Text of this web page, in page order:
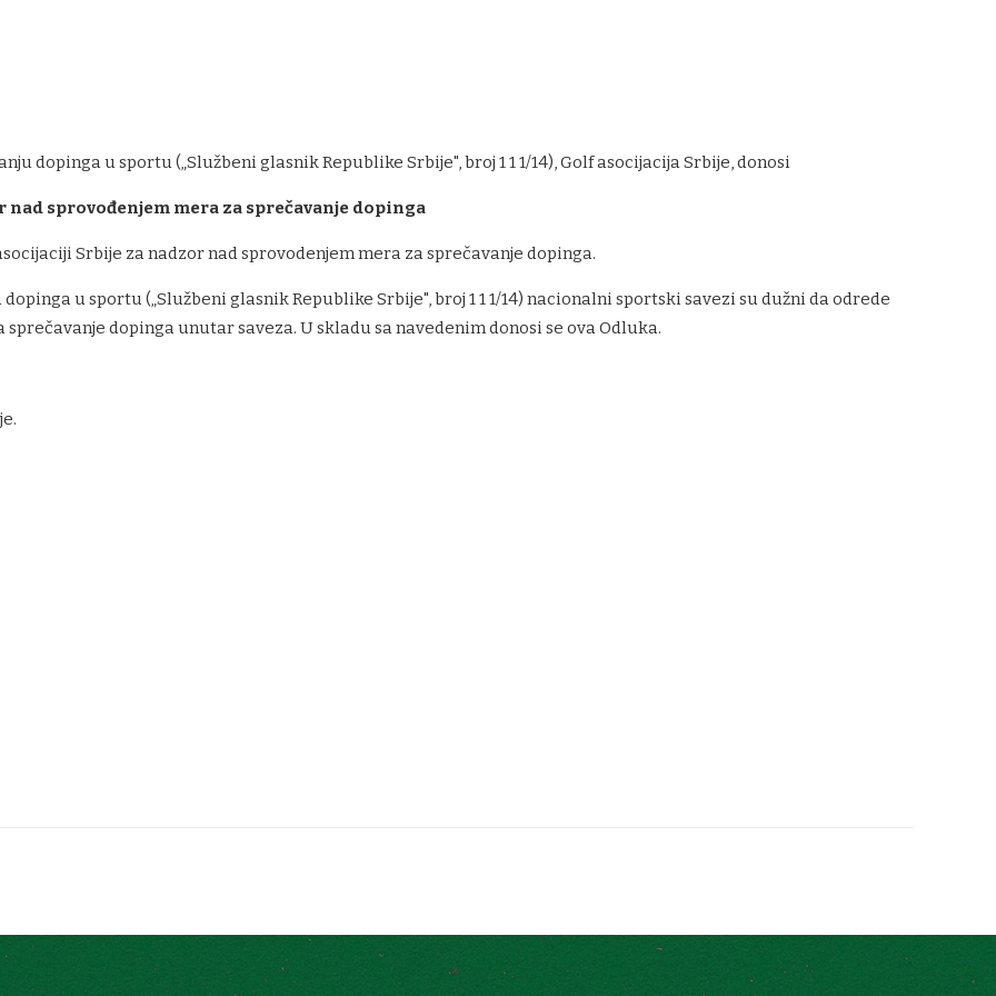
dopinga u sportu („Službeni glasnik Republike Srbije", broj 1 1 1/14), Golf asocijacija Srbije, donosi
sprovođenjem mera za sprečavanje dopinga
Srbije za nadzor nad sprovodenjem mera za sprečavanje dopinga.
u sportu („Službeni glasnik Republike Srbije", broj 1 1 1/14) nacionalni sportski savezi su dužni da odrede
dopinga unutar saveza. U skladu sa navedenim donosi se ova Odluka.